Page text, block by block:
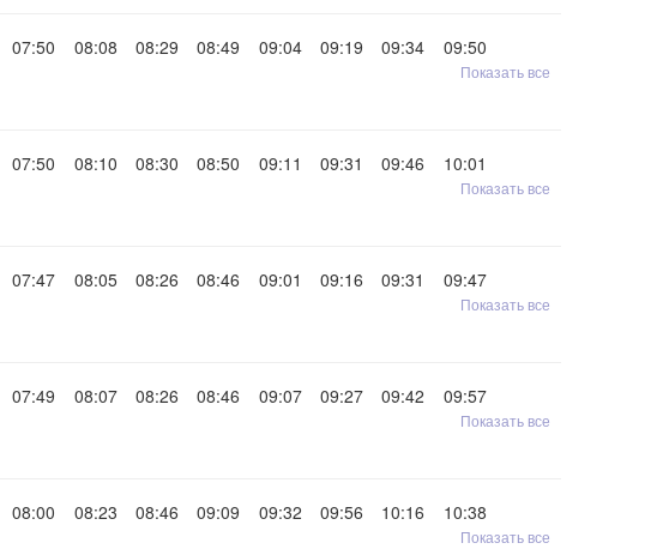
07:50 08:08 08:29 08:49 09:04 09:19 09:34
09:50
Показать все
07:50 08:10 08:30 08:50 09:11 09:31 09:46
10:01
Показать все
07:47 08:05 08:26 08:46 09:01 09:16 09:31
09:47
Показать все
07:49 08:07 08:26 08:46 09:07 09:27 09:42
09:57
Показать все
08:00 08:23 08:46 09:09 09:32 09:56 10:16
10:38
Показать все